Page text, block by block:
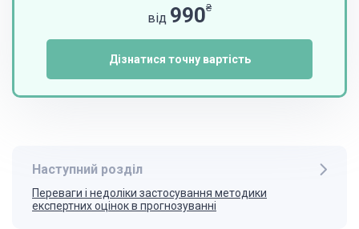
від 990₴
Дізнатися точну вартість
Наступний розділ
Переваги і недоліки застосування методики
експертних оцінок в прогнозуванні